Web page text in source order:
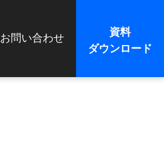
お問い合わせ
資料
ダウンロード